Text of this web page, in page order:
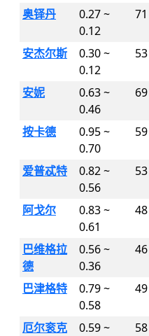
奥铎丹
0.27 ~
0.12
71
安杰尔斯
0.30 ~
0.12
53
安妮
0.63 ~
0.46
69
按卡德
0.95 ~
0.70
59
爱普忒特
0.82 ~
0.56
53
阿戈尔
0.83 ~
0.61
48
巴维格拉
德
0.56 ~
0.36
46
巴津格特
0.79 ~
0.58
49
厄尔衮克
0.59 ~
58